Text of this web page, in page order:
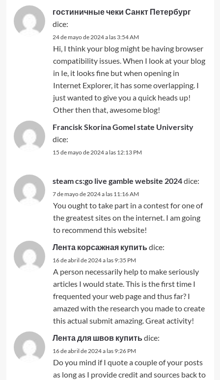
гостиничные чеки Санкт Петербург
dice:
24 de mayo de 2024 a las 3:54 AM
Hi, I think your blog might be having browser
compatibility issues. When I look at your blog
in Ie, it looks fine but when opening in
Internet Explorer, it has some overlapping. I
just wanted to give you a quick heads up!
Other then that, awesome blog!
Francisk Skorina Gomel state University
dice:
15 de mayo de 2024 a las 12:13 PM
steam cs:go live gamble website 2024dice:
7 de mayo de 2024 a las 11:16 AM
You ought to take part in a contest for one of
the greatest sites on the internet. I am going
to recommend this website!
Лента корсажная купить dice:
16 de abril de 2024 a las 9:35 PM
A person necessarily help to make seriously
articles I would state. This is the first time I
frequented your web page and thus far? I
amazed with the research you made to create
this actual submit amazing. Great activity!
Лента для швов купить dice:
16 de abril de 2024 a las 9:26 PM
Do you mind if I quote a couple of your posts
as long as I provide credit and sources back to